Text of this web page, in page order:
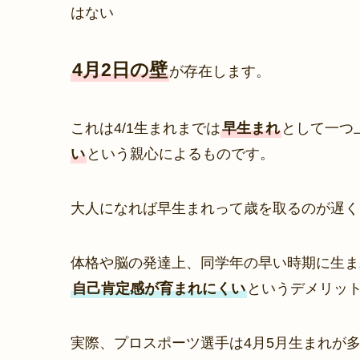
はない
4月2日の壁が存在します。
これは4/1生まれまでは早生まれ として一つ
い という親心によるものです。
大人になれば早生まれって歳を取るのが遅
体格や脳の発達上、同学年の早い時期に生
自己肯定感が育まれにくい というデメリッ
実際、プロスポーツ選手は4月5月生まれが